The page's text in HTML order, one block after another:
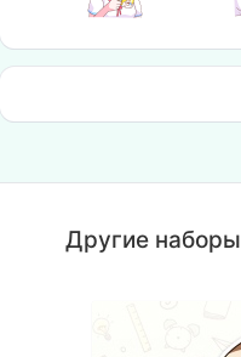
Другие